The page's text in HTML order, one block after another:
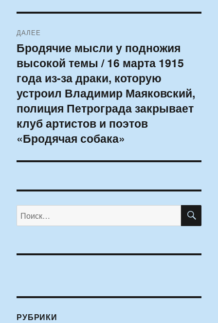
ДАЛЕЕ
Следующая
запись:
Бродячие мысли у подножия
высокой темы / 16 марта 1915
года из-за драки, которую
устроил Владимир Маяковский,
полиция Петрограда закрывает
клуб артистов и поэтов
«Бродячая собака»
Искать:
РУБРИКИ